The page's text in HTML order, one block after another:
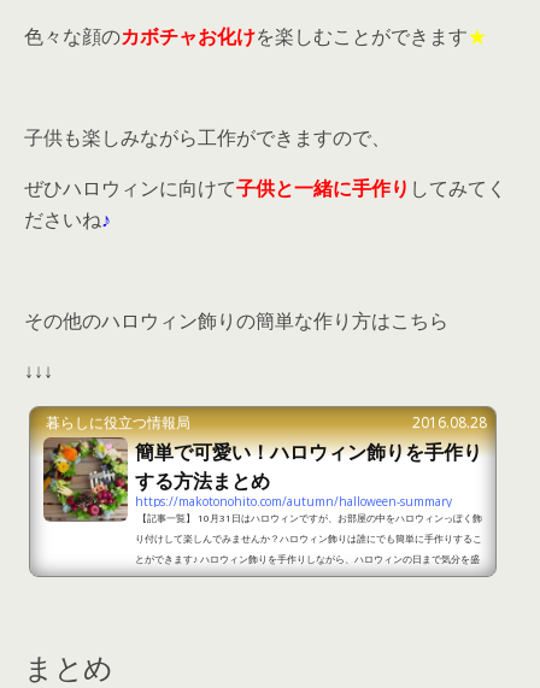
色々な顔のカボチャお化けを楽しむことができます★
子供も楽しみながら工作ができますので、
ぜひハロウィンに向けて子供と一緒に手作り してみてく
ださいね♪
その他のハロウィン飾りの簡単な作り方はこちら
↓↓↓
暮らしに役立つ情報局 2016.08.28
簡単で可愛い！ハロウィン飾りを手作り
する方法まとめ
https://makotonohito.com/autumn/halloween-summary
【記事一覧】 10月31日はハロウィンですが、お部屋の中をハロウィンっぽく飾
り付けして楽しんでみませんか？ハロウィン飾りは誰にでも簡単に手作りするこ
とができます♪ ハロウィン飾りを手作りしながら、ハロウィンの日まで気分を盛
り上げてみましょう。そこで、今回は簡単で可愛いハロウィン飾りを手作りする
まとめ